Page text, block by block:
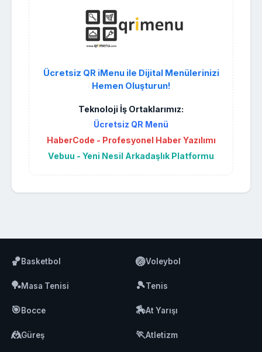
Ücretsiz QR iMenu ile Dijital Menülerinizi
Hemen Oluşturun!
Teknoloji İş Ortaklarımız:
Ücretsiz QR Menü
HaberCode - Profesyonel Haber Yazılımı
Vebuu - Yeni Nesil Arkadaşlık Platformu
🏀Basketbol 🏐Voleybol
🏓Masa Tenisi 🎾Tenis
🎯Bocce 🏇At Yarışı
🤼Güreş 🏃Atletizm